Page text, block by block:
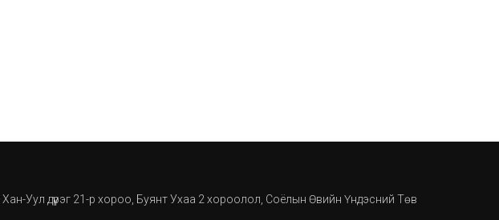
Хан-Уул дүүрэг 21-р хороо, Буянт Ухаа 2 хороолол, Соёлын Өвийн Үндэсний Төв